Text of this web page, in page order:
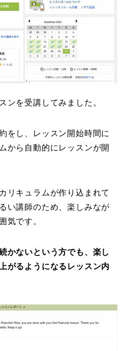
ンを受講してみました。
をし、レッスン開始時間に
から自動的にレッスンが開
リキュラムが作り込まれて
い講師のため、楽しみなが
気です。
かないという方でも、楽し
がるようになるレッスン内